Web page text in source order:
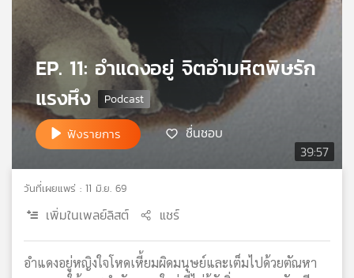
เกี่ยว
เรา
เครือ
ข่าย
เอส
แผนที่
39:57
EP. 11: อำแดงอยู่ จิตอำมหิตพิษรัก
แรงหึง
ฟังรายการ ชื่นชอบ
วันที่เผยแพร่ : 11 มิ.ย. 69
เพิ่มในเพลย์ลิสต์ แชร์
อำแดงอยู่หญิงใจโหดเหี้ยมผิดมนุษย์และเต็มไปด้วยตัณหา